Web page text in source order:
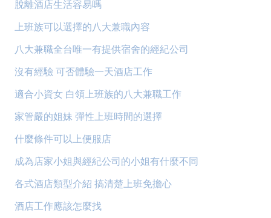
脫離酒店生活容易嗎
上班族可以選擇的八大兼職內容
八大兼職全台唯一有提供宿舍的經紀公司
沒有經驗 可否體驗一天酒店工作
適合小資女 白領上班族的八大兼職工作
家管嚴的姐妹 彈性上班時間的選擇
什麼條件可以上便服店
成為店家小姐與經紀公司的小姐有什麼不同
各式酒店類型介紹 搞清楚上班免擔心
酒店工作應該怎麼找